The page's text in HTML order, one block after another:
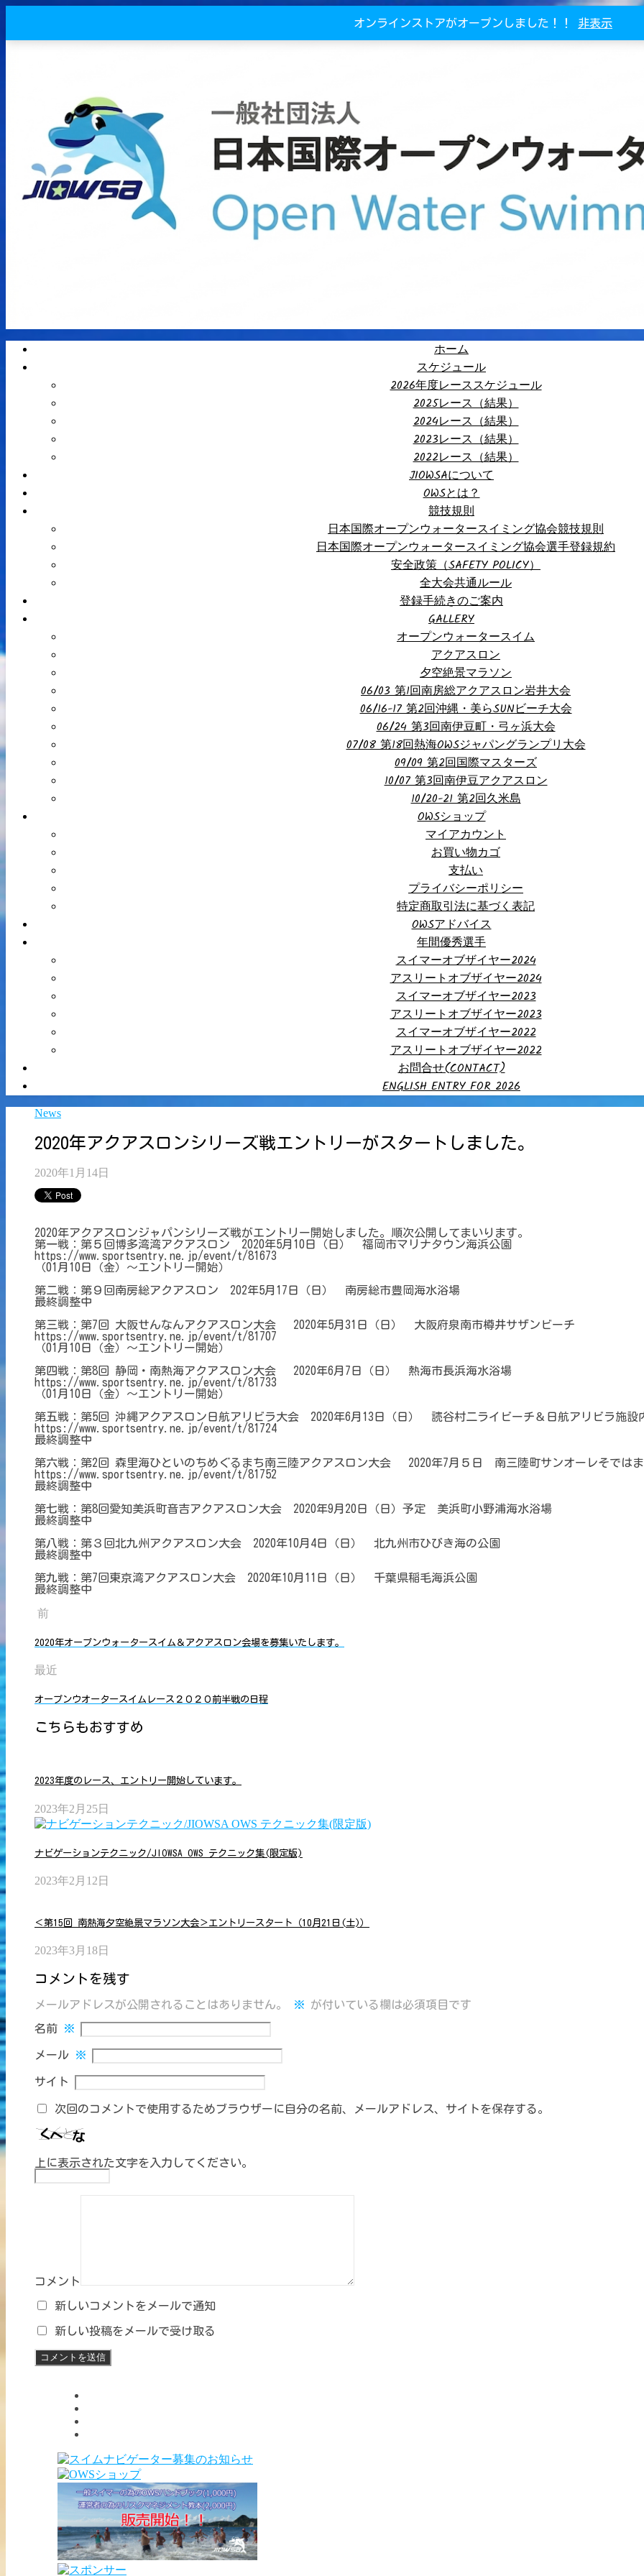
オンラインストアがオープンしました！！ 非表示
ホーム
スケジュール
2026年度レーススケジュール
2025レース（結果）
2024レース（結果）
2023レース（結果）
2022レース（結果）
JIOWSAについて
OWSとは？
競技規則
日本国際オープンウォータースイミング協会競技規則
日本国際オープンウォータースイミング協会選手登録規約
安全政策（SAFETY POLICY）
全大会共通ルール
登録手続きのご案内
GALLERY
オープンウォータースイム
アクアスロン
夕空絶景マラソン
06/03 第1回南房総アクアスロン岩井大会
06/16-17 第2回沖縄・美らSUNビーチ大会
06/24 第3回南伊豆町・弓ヶ浜大会
07/08 第18回熱海OWSジャパングランプリ大会
09/09 第2回国際マスターズ
10/07 第3回南伊豆アクアスロン
10/20-21 第2回久米島
OWSショップ
マイアカウント
お買い物カゴ
支払い
プライバシーポリシー
特定商取引法に基づく表記
OWSアドバイス
年間優秀選手
スイマーオブザイヤー2024
アスリートオブザイヤー2024
スイマーオブザイヤー2023
アスリートオブザイヤー2023
スイマーオブザイヤー2022
アスリートオブザイヤー2022
お問合せ(CONTACT)
ENGLISH ENTRY FOR 2026
News
2020年アクアスロンシリーズ戦エントリーがスタートしました。
2020年1月14日
2020年アクアスロンジャパンシリーズ戦がエントリー開始しました。順次公開してまいります。
第一戦：第５回博多湾湾アクアスロン 2020年5月10日（日） 福岡市マリナタウン海浜公園
https://www.sportsentry.ne.jp/event/t/81673
（01月10日（金）～エントリー開始）
第二戦：第９回南房総アクアスロン 202年5月17日（日） 南房総市豊岡海水浴場
最終調整中
第三戦：第7回 大阪せんなんアクアスロン大会 2020年5月31日（日） 大阪府泉南市樽井サザンビーチ
https://www.sportsentry.ne.jp/event/t/81707
（01月10日（金）～エントリー開始）
第四戦：第8回 静岡・南熱海アクアスロン大会 2020年6月7日（日） 熱海市長浜海水浴場
https://www.sportsentry.ne.jp/event/t/81733
（01月10日（金）～エントリー開始）
第五戦：第5回 沖縄アクアスロン日航アリビラ大会 2020年6月13日（日） 読谷村二ライビーチ＆日航アリビラ施設
https://www.sportsentry.ne.jp/event/t/81724
最終調整中
第六戦：第2回 森里海ひといのちめぐるまち南三陸アクアスロン大会 2020年7月５日 南三陸町サンオーレそではま
https://www.sportsentry.ne.jp/event/t/81752
最終調整中
第七戦：第8回愛知美浜町音吉アクアスロン大会 2020年9月20日（日）予定 美浜町小野浦海水浴場
最終調整中
第八戦：第３回北九州アクアスロン大会 2020年10月4日（日） 北九州市ひびき海の公園
最終調整中
第九戦：第7回東京湾アクアスロン大会 2020年10月11日（日） 千葉県稲毛海浜公園
最終調整中
前
2020年オープンウォータースイム＆アクアスロン会場を募集いたします。
最近
オープンウオータースイムレース２０２０前半戦の日程
こちらもおすすめ
2023年度のレース、エントリー開始しています。
2023年2月25日
ナビゲーションテクニック/JIOWSA OWS テクニック集(限定版)
2023年2月12日
＜第15回 南熱海夕空絶景マラソン大会＞エントリースタート（10月21日(土)）
2023年3月18日
コメントを残す
メールアドレスが公開されることはありません。 ※ が付いている欄は必須項目です
名前 ※
メール ※
サイト
次回のコメントで使用するためブラウザーに自分の名前、メールアドレス、サイトを保存する。
上に表示された文字を入力してください。
コメント
新しいコメントをメールで通知
新しい投稿をメールで受け取る